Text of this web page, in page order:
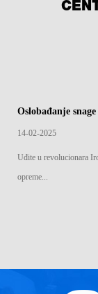
14-02-2025
Uđite u revolucionara
opreme...